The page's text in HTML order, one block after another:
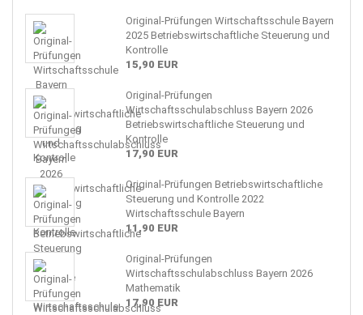
Original-Prüfungen Wirtschaftsschule Bayern
2025 Betriebswirtschaftliche Steuerung und
Kontrolle
15,90 EUR
Original-Prüfungen
Wirtschaftsschulabschluss Bayern 2026
Betriebswirtschaftliche Steuerung und
Kontrolle
17,90 EUR
Original-Prüfungen Betriebswirtschaftliche
Steuerung und Kontrolle 2022
Wirtschaftsschule Bayern
11,90 EUR
Original-Prüfungen
Wirtschaftsschulabschluss Bayern 2026
Mathematik
17,90 EUR